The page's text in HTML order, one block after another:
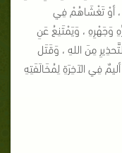
، أوْ تَغْشَاهُمْ فِي
وَجَهْرِهِ ، وَيَمْتَنِعُ عَنِ
مِنَ اللهِ ، وَقَتَل
فِي الآخِرَةِ لِمُخَالَفَتِهِ